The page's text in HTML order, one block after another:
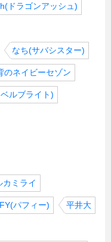
ドラゴンアッシュ)
なち(サバシスター)
のネイビーセゾン
ルブライト)
カミライ
パフィー) 平井大